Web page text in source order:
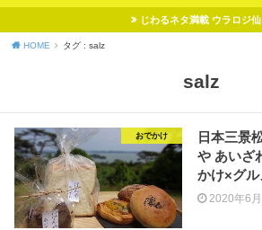
じわるネタ満載 ウラロジ
HOME タグ : salz
salz
おでかけ
日本三景
や あいざ
かけ×グル
2020年6月